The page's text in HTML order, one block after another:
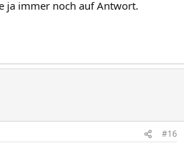
ja immer noch auf Antwort.
#16